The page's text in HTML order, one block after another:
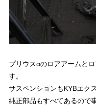
プリウスαのロアアームと
す。
サスペンションもKYBエク
純正部品もすべてあるので